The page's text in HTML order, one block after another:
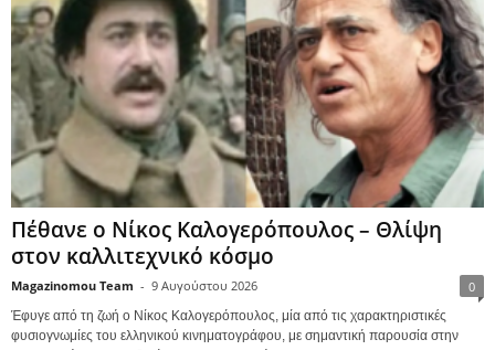
Πέθανε ο Νίκος Καλογερόπουλος – Θλίψη
στον καλλιτεχνικό κόσμο
Magazinomou Team - 9 Αυγούστου 2026 0
Έφυγε από τη ζωή ο Νίκος Καλογερόπουλος, μία από τις χαρακτηριστικές
φυσιογνωμίες του ελληνικού κινηματογράφου, με σημαντική παρουσία στην